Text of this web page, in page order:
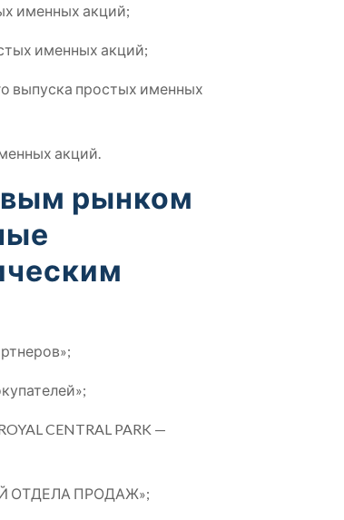
именных акций;
именных акций;
выпуска простых именных
акций.
рынком
CENTRAL PARK —
ОТДЕЛА ПРОДАЖ»;